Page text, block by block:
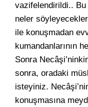
vazifelendirildi.. Bu
neler
ile konuşmadan
kumandanlarının
Sonra
sonra, oradaki
isteyiniz.
konuşmasına